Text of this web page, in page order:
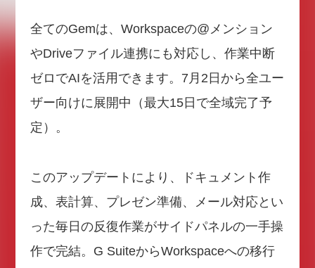
全てのGemは、Workspaceの@メンション
やDriveファイル連携にも対応し、作業中断
ゼロでAIを活用できます。7月2日から全ユー
ザー向けに展開中（最大15日で全域完了予
定）。
このアップデートにより、ドキュメント作
成、表計算、プレゼン準備、メール対応とい
った毎日の反復作業がサイドパネルの一手操
作で完結。G SuiteからWorkspaceへの移行